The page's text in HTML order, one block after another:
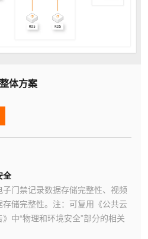
体方案
全
子门禁记录数据存储完整性、视频
存储完整性。注：可复用《公共云
中“物理和环境安全”部分的相关